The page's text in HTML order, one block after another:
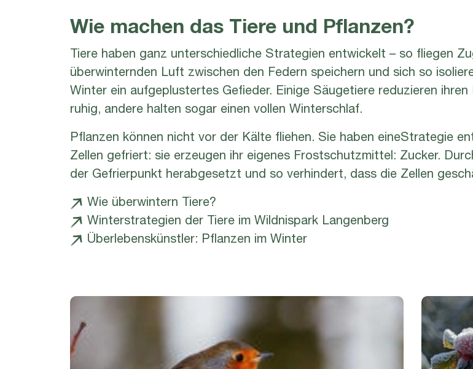
Wie machen das Tiere und Pflanzen?
Tiere haben ganz unterschiedliche Strategien entwickelt – so fliegen
überwinternden Luft zwischen den Federn speichern und sich so
Winter ein aufgeplustertes Gefieder. Einige Säugetiere reduzieren
ruhig, andere halten sogar einen vollen Winterschlaf.
Pflanzen können nicht vor der Kälte fliehen. Sie haben eineStrategie
Zellen gefriert: sie erzeugen ihr eigenes Frostschutzmittel: Zucker.
der Gefrierpunkt herabgesetzt und so verhindert, dass die Zellen
Wie überwintern Tiere?
Winterstrategien der Tiere im Wildnispark Langenberg
Überlebenskünstler: Pflanzen im Winter